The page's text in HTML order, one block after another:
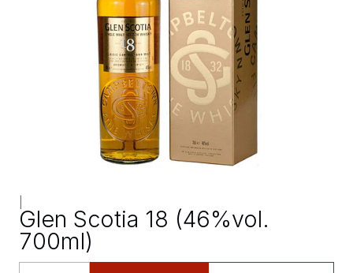
Glen Scotia 18 (46%vol.
700ml)